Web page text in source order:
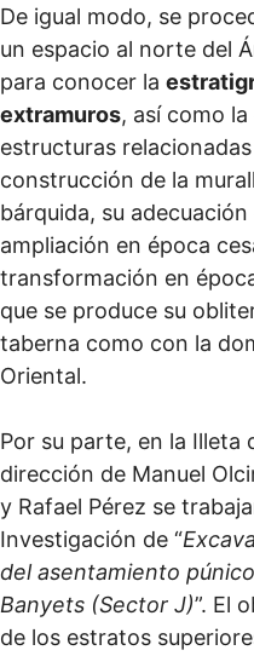
De igual modo, se
un espacio al norte del
para conocer la
extramuros, así como
estructuras
construcción de la
bárquida, su
ampliación en época
transformación en
que se produce su
taberna como con la
Oriental.
Por su parte, en la Illeta
dirección de Manuel
y Rafael Pérez se
Investigación de “
del asentamiento
Banyets (Sector J)”. El
de los estratos